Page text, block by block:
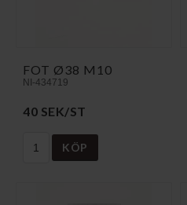
FOT Ø38 M10
NI-434719
40 SEK/ST
KÖP